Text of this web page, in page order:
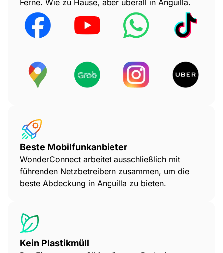
Ferne. Wie zu Hause, aber überall in Anguilla.
Beste Mobilfunkanbieter
WonderConnect arbeitet ausschließlich mit
führenden Netzbetreibern zusammen, um die
beste Abdeckung in Anguilla zu bieten.
Kein Plastikmüll